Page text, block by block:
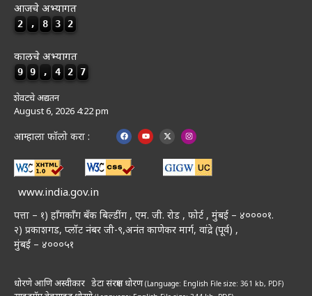
आजचे अभ्यागत
2 , 8 3 2
कालचे अभ्यागत
9 9 , 4 2 7
शेवटचे अद्यतन
August 6, 2026 4:22 pm
आम्हाला फॉलो करा :
www.india.gov.in
पत्ता – १) हॉंगकॉंग बँक बिल्डींग , एम. जी. रोड , फोर्ट , मुंबई – ४००००१.
२) प्रकाशगड, प्लॉट नंबर जी-९,अनंत काणेकर मार्ग, वांद्रे (पूर्व) ,
मुंबई – ४०००५१
धोरणे आणि अस्वीकार डेटा संरक्षण धोरण(Language: English File size: 361 kb, PDF)